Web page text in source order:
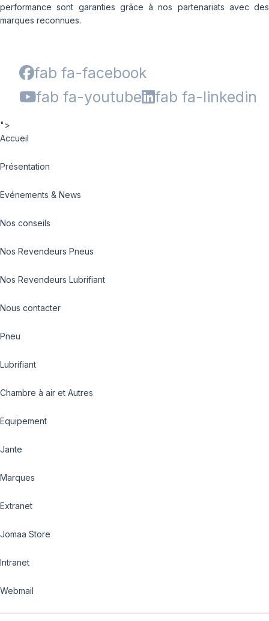
performance sont garanties grâce à nos partenariats avec des
marques reconnues.
fab fa-facebook
fab fa-youtube
fab fa-linkedin
">
Accueil
Présentation
Evénements & News
Nos conseils
Nos Revendeurs Pneus
Nos Revendeurs Lubrifiant
Nous contacter
Pneu
Lubrifiant
Chambre à air et Autres
Equipement
Jante
Marques
Extranet
Jomaa Store
Intranet
Webmail